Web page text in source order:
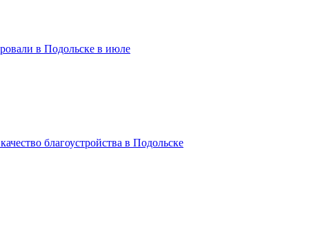
в Подольске в июле
благоустройства в Подольске